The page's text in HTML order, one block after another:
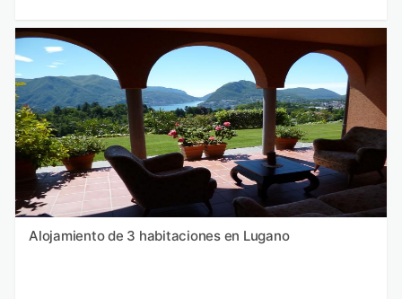
Alojamiento de 3 habitaciones en Lugano